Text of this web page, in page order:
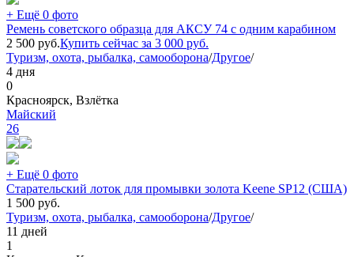
+ Ещё 0 фото
Ремень советского образца для АКСУ 74 с одним карабином
2 500 руб.Купить сейчас за 3 000 руб.
Туризм, охота, рыбалка, самооборона/Другое/
4 дня
0
Красноярск, Взлётка
Майский
26
+ Ещё 0 фото
Старательский лоток для промывки золота Keene SP12 (США)
1 500 руб.
Туризм, охота, рыбалка, самооборона/Другое/
11 дней
1